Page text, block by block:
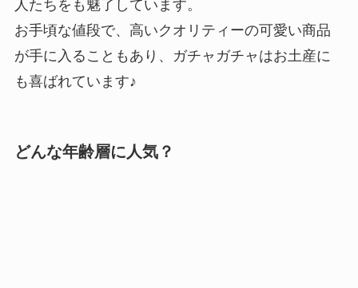
人たちをも魅了しています。
お手頃な値段で、高いクオリティーの可愛い商品
が手に入ることもあり、ガチャガチャはお土産に
も喜ばれています♪
どんな年齢層に人気？